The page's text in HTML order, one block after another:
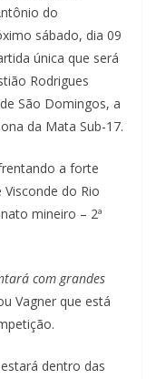
do
sábado, dia 09
única que será
Rodrigues
São Domingos, a
da Mata Sub-17.
a forte
do Rio
mineiro – 2ª
com grandes
Vagner que está
dentro das